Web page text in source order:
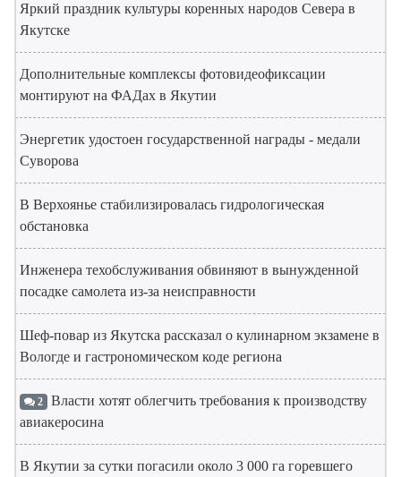
Яркий праздник культуры коренных народов Севера в
Якутске
Дополнительные комплексы фотовидеофиксации
монтируют на ФАДах в Якутии
Энергетик удостоен государственной награды - медали
Суворова
В Верхоянье стабилизировалась гидрологическая
обстановка
Инженера техобслуживания обвиняют в вынужденной
посадке самолета из-за неисправности
Шеф-повар из Якутска рассказал о кулинарном экзамене в
Вологде и гастрономическом коде региона
2 Власти хотят облегчить требования к производству
авиакеросина
В Якутии за сутки погасили около 3 000 га горевшего